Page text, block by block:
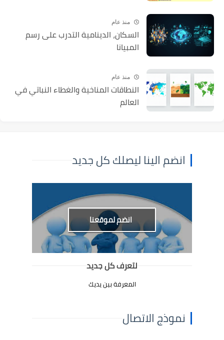
منذ عام
السكان، الدينامية التدرب على رسم
المبيانا
منذ عام
النطاقات المناخية والغطاء النباتي في
العالم
انضم الينا ليصلك كل جديد
انضم لموقعنا
لتعرف كل جديد
المعرفة بين يديك
نموذج الاتصال